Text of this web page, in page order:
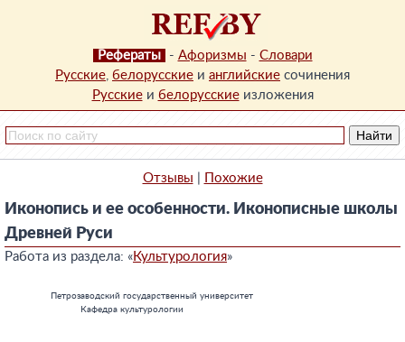
Рефераты - Афоризмы - Словари
Русские, белорусские и английские сочинения
Русскиеи белорусскиеизложения
Отзывы Похожие
Иконопись и ее особенности. Иконописные школы
Древней Руси
Работа из раздела: «Культурология»